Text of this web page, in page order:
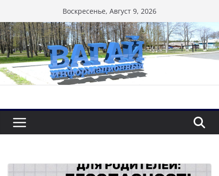
к
содержимому
Воскресенье, Август 9, 2026